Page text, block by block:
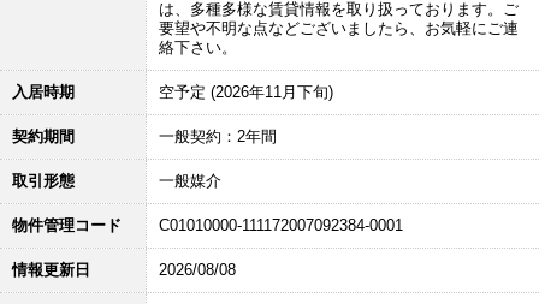
は、多種多様な賃貸情報を取り扱っております。ご
要望や不明な点などございましたら、お気軽にご連
絡下さい。
入居時期 空予定 (2026年11月下旬)
契約期間 一般契約：2年間
取引形態 一般媒介
物件管理コード C01010000-111172007092384-0001
情報更新日 2026/08/08